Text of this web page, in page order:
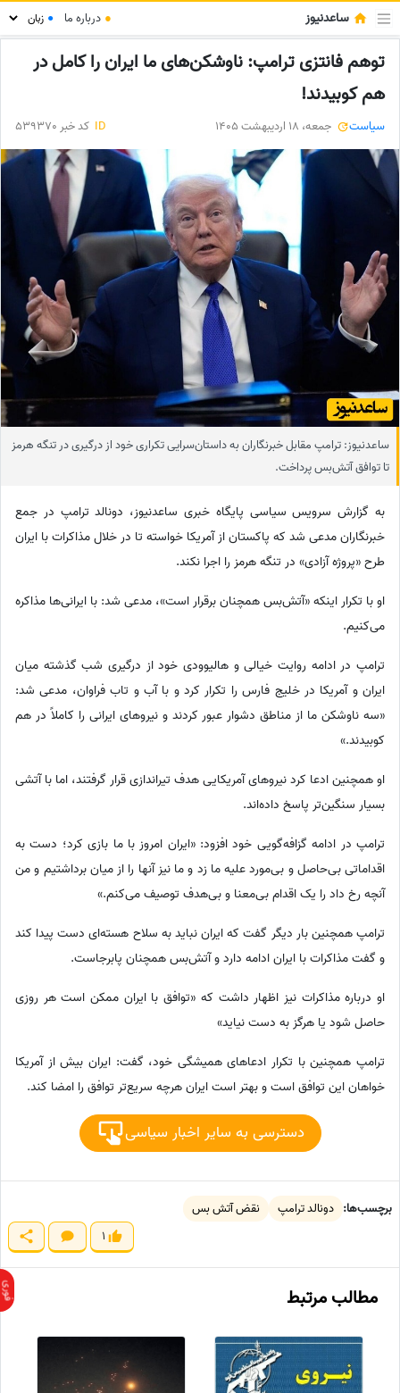
ساعدنیوز ● درباره ما ●
توهم فانتزی ترامپ: ناوشکن‌های ما ایران را کامل در
هم کوبیدند!
سیاست جمعه، 18 اردیبهشت 1405 ID کد خبر 539370
ساعدنیوز: ترامپ مقابل خبرنگاران به داستان‌سرایی تکراری خود از درگیری در تنگه هرمز
تا توافق آتش‌بس پرداخت.
به گزارش سرویس سیاسی پایگاه خبری ساعدنیوز، دونالد ترامپ در جمع
خبرنگاران مدعی شد که پاکستان از آمریکا خواسته تا در خلال مذاکرات با ایران
طرح «پروژه آزادی» در تنگه هرمز را اجرا نکند.
او با تکرار اینکه «آتش‌بس همچنان برقرار است»، مدعی شد: با ایرانی‌ها مذاکره
می‌کنیم.
ترامپ در ادامه روایت خیالی و هالیوودی خود از درگیری شب گذشته میان
ایران و آمریکا در خلیج فارس را تکرار کرد و با آب و تاب فراوان، مدعی شد:
«سه ناوشکن ما از مناطق دشوار عبور کردند و نیروهای ایرانی را کاملاً در هم
کوبیدند.»
او همچنین ادعا کرد نیروهای آمریکایی هدف تیراندازی قرار گرفتند، اما با آتشی
بسیار سنگین‌تر پاسخ داده‌اند.
ترامپ در ادامه گزافه‌گویی خود افزود: «ایران امروز با ما بازی کرد؛ دست به
اقداماتی بی‌حاصل و بی‌مورد علیه ما زد و ما نیز آنها را از میان برداشتیم و من
آنچه رخ داد را یک اقدام بی‌معنا و بی‌هدف توصیف می‌کنم.»
ترامپ همچنین بار دیگر گفت که ایران نباید به سلاح هسته‌ای دست پیدا کند
و گفت مذاکرات با ایران ادامه دارد و آتش‌بس همچنان پابرجاست.
او درباره مذاکرات نیز اظهار داشت که «توافق با ایران ممکن است هر روزی
حاصل شود یا هرگز به دست نیاید»
ترامپ همچنین با تکرار ادعاهای همیشگی خود، گفت: ایران بیش از آمریکا
خواهان این توافق است و بهتر است ایران هرچه سریع‌تر توافق را امضا کند.
دسترسی به سایر اخبار سیاسی
برچسب‌ها: دونالد ترامپ
نقض آتش بس
1
مطالب مرتبط